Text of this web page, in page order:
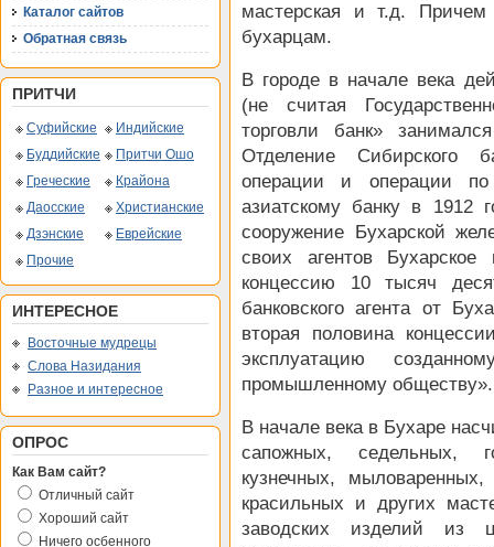
Каталог сайтов
Обратная связь
ПРИТЧИ
Суфийские
Индийские
Буддийские
Притчи Ошо
Греческие
Крайона
Даосские
Христианские
Дзэнские
Еврейские
Прочие
ИНТЕРЕСНОЕ
Восточные мудрецы
Слова Назидания
Разное и интересное
ОПРОС
Как Вам сайт?
Отличный сайт
Хороший сайт
Ничего осбенного
мастерская и т.д. Причем
бухарцам.
В городе в начале века
(не считая
торговли банк»
Отделение Сибирского
операции и операции по
азиатскому банку в 1912
сооружение Бухарской
своих агентов
концессию 10 тысяч
банковского агента от
вторая половина
эксплуатацию
промышленному обществу».
В начале века в Бухаре
сапожных, седельных,
кузнечных, мыловаренных,
красильных и других
заводских изделий из